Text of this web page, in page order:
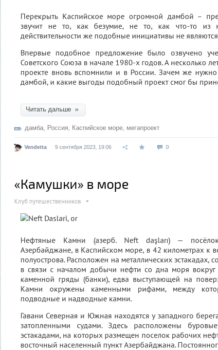
Перекрыть Каспийское море огромной дамбой –
звучит не то, как безумие, не то, как что-то из
действительности же подобные инициативы не
Впервые подобное предложение было озвучено
Советского Союза в начале 1980-х годов. А несколько
проекте вновь вспомнили и в России. Зачем же
дамбой, и какие выгоды подобный проект смог бы
Читать дальше »
дамба Россия Каспийское море мегапроект
Vendetta 9 сентября 2023, 19:06 0
«Камушки» в море
Клуб путешественников
Нефтяные Камни (азерб. Neft daşları) —
Азербайджане, в Каспийском море, в 42 километрах к
полуострова. Расположен на металлических эстакадах,
в связи с началом добычи нефти со дна моря
каменной гряды (банки), едва выступающей на
Камни окружены каменными рифами, между
подводные и надводные камни.
Гавани Северная и Южная находятся у западного
затопленными судами. Здесь расположены
эстакадами, на которых размещен поселок рабочих
восточный населенный пункт Азербайджана.